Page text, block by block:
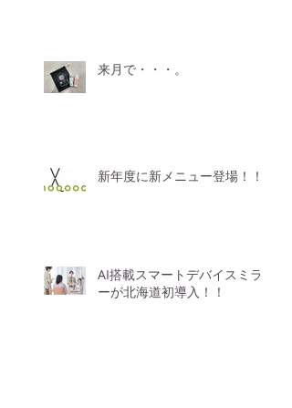
来月で・・・。
新年度に新メニュー登場！！
AI搭載スマートデバイスミラ
ーが北海道初導入！！